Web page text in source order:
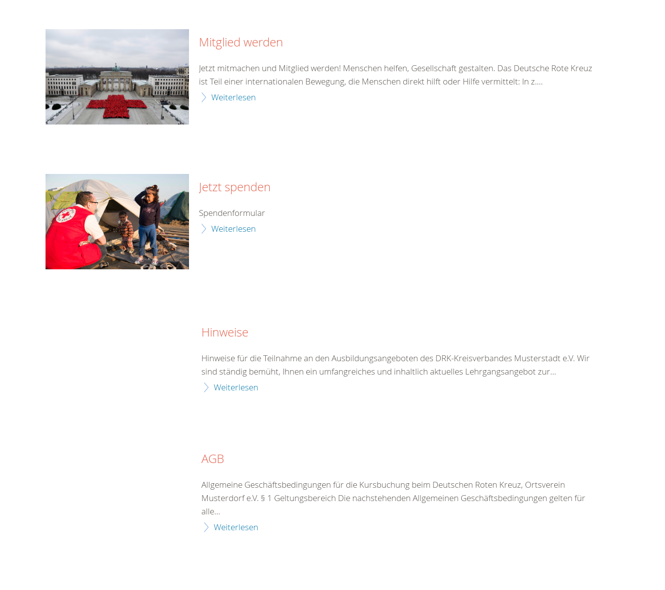
Mitglied werden
Jetzt mitmachen und Mitglied werden! Menschen helfen, Gesellschaft gestalten. Das Deutsche Rote Kreuz
ist Teil einer internationalen Bewegung, die Menschen direkt hilft oder Hilfe vermittelt: In z....
Weiterlesen
Jetzt spenden
Spendenformular
Weiterlesen
Hinweise
Hinweise für die Teilnahme an den Ausbildungsangeboten des DRK-Kreisverbandes Musterstadt e.V. Wir
sind ständig bemüht, Ihnen ein umfangreiches und inhaltlich aktuelles Lehrgangsangebot zur...
Weiterlesen
AGB
Allgemeine Geschäftsbedingungen für die Kursbuchung beim Deutschen Roten Kreuz, Ortsverein
Musterdorf e.V. § 1 Geltungsbereich Die nachstehenden Allgemeinen Geschäftsbedingungen gelten für
alle...
Weiterlesen